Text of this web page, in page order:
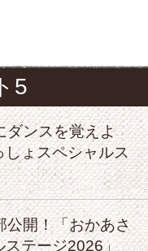
5
ダンスを覚えよ
ょスペシャルス
公開！「おかあさ
ステージ2026」